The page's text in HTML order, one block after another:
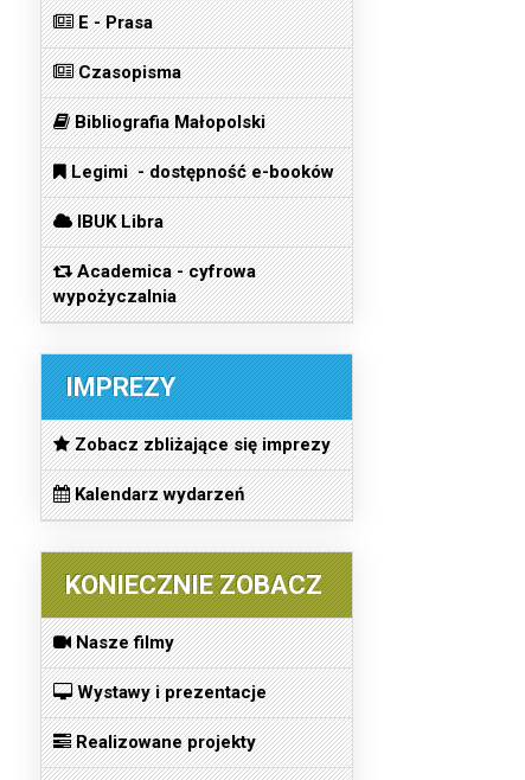
E - Prasa
Czasopisma
Bibliografia Małopolski
Legimi - dostępność e-booków
IBUK Libra
Academica - cyfrowa
wypożyczalnia
IMPREZY
Zobacz zbliżające się imprezy
Kalendarz wydarzeń
KONIECZNIE ZOBACZ
Nasze filmy
Wystawy i prezentacje
Realizowane projekty